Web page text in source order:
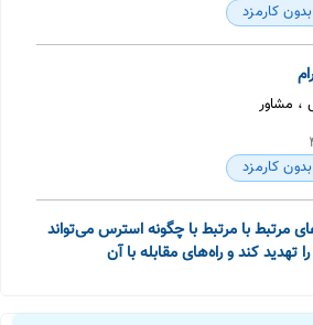
کارمزد
، مشاور
کارمزد
مرتبط با مرتبط با چگونه استرس می‌تواند
تهدید کند و راه‌های مقابله با آن